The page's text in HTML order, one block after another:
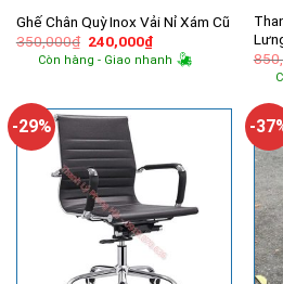
Ghế Chân Quỳ Inox Vải Nỉ Xám Cũ
350,000₫ Giá
gốc
là:
240,000₫Giá
hiện
tại
Còn hàng - Giao nhanh
-29% -